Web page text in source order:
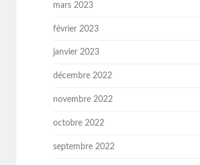
mars 2023
février 2023
janvier 2023
décembre 2022
novembre 2022
octobre 2022
septembre 2022